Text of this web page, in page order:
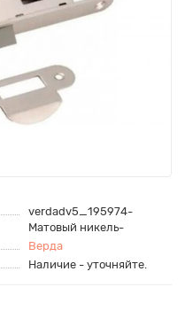
verdadv5_195974-
Матовый никель-
Верда
Наличие - уточняйте.